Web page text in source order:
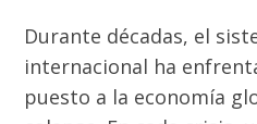
Durante décadas, el
internacional ha
puesto a la economía